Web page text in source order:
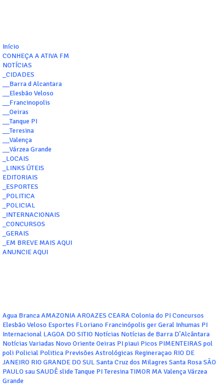
Início
CONHEÇA A ATIVA FM
NOTÍCIAS
_CIDADES
__Barra d Alcantara
__Elesbão Veloso
__Francinopolis
__Oeiras
__Tanque PI
__Teresina
__Valença
__Várzea Grande
_LOCAIS
_LINKS ÚTEIS
EDITORIAIS
_ESPORTES
_POLITICA
_POLICIAL
_INTERNACIONAIS
_CONCURSOS
_GERAIS
_EM BREVE MAIS AQUI
ANUNCIE AQUI
Agua BrancaAMAZONIAAROAZES CEARAColonia do PIConcursos
Elesbão Veloso Esportes FLoriano Francinópolis gerGeral Inhumas PI
Internacional LAGOA DO SITIO Notícias Notícias de Barra D'Alcântara
Notícias Variadas Novo Oriente Oeiras PIpiaui Picos PIMENTEIRAS pol
poli Policial Politica Previsões Astrológicas Regineraçao RIO DE
JANEIRO RIO GRANDE DO SUL Santa Cruz dos Milagres Santa RosaSÃO
PAULOsauSAUDÊslide Tanque PITeresinaTIMOR MAValençaVárzea
Grande